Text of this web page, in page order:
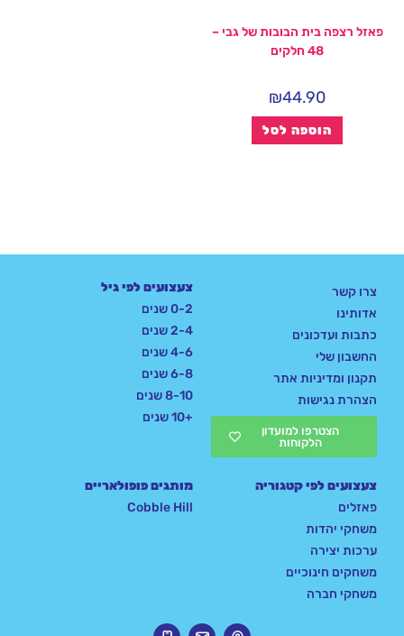
פאזל רצפה בית הבובות של גבי –
48 חלקים
₪44.90
הוספה לסל
צרו קשר
אדותינו
כתבות ועדכונים
החשבון שלי
תקנון ומדיניות אתר
הצהרת נגישות
הצטרפו למועדון
הלקוחות
צעצועים לפי גיל
0-2 שנים
2-4 שנים
4-6 שנים
6-8 שנים
8-10 שנים
+10 שנים
צעצועים לפי קטגוריה
פאזלים
משחקי יהדות
ערכות יצירה
משחקים חינוכיים
משחקי חברה
מותגים פופולאריים
Cobble Hill